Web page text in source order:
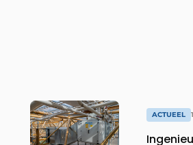
ACTUEEL